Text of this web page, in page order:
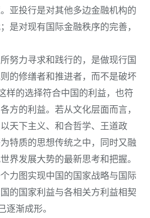
亚投行是对其他多边金融机构的
是对现有国际金融秩序的完善，
努力寻求和践行的，是做现行国
的修缮者和推进者，而不是破坏
样的选择符合中国的利益，也符
方的利益。若从文化层面而言，
天下主义、和合哲学、王道政
特质的思想传统之中，同时又融
界发展大势的最新思考和把握。
力图实现中国的国家战略与国际
的国家利益与各相关方利益相契
逐渐成形。